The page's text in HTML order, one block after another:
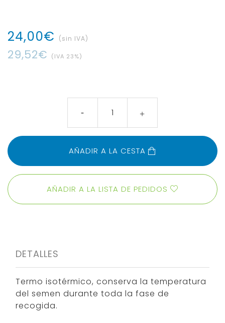
24,00€ (sin IVA)
29,52€ (IVA 23%)
AÑADIR A LA LISTA DE PEDIDOS
AÑADIR A LA CESTA
DETALLES
Termo isotérmico, conserva la temperatura
del semen durante toda la fase de
recogida.